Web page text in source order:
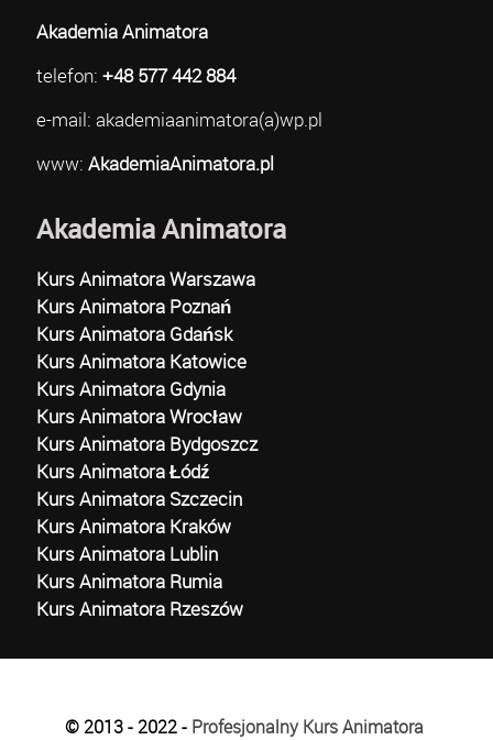
Akademia Animatora
telefon: +48 577 442 884
e-mail: akademiaanimatora(a)wp.pl
www: AkademiaAnimatora.pl
Akademia Animatora
Kurs Animatora Warszawa
Kurs Animatora Poznań
Kurs Animatora Gdańsk
Kurs Animatora Katowice
Kurs Animatora Gdynia
Kurs Animatora Wrocław
Kurs Animatora Bydgoszcz
Kurs Animatora Łódź
Kurs Animatora Szczecin
Kurs Animatora Kraków
Kurs Animatora Lublin
Kurs Animatora Rumia
Kurs Animatora Rzeszów
© 2013 - 2022 - Profesjonalny Kurs Animatora